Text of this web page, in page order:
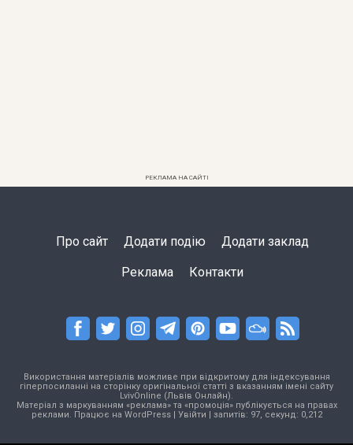
РЕКЛАМА НА САЙТІ
Про сайт Додати подію Додати заклад
Реклама Контакти
Використання матеріалів можливе при відкритому для індексування
гіперпосиланні на сторінку оригінальної статті з вказанням імені сайту
LvivOnline (Львів Онлайн).
Матеріал з маркуванням «реклама» та «промоція» публікується на правах
реклами. Працює на WordPress| Увійти | запитів: 97, секунд: 0,212